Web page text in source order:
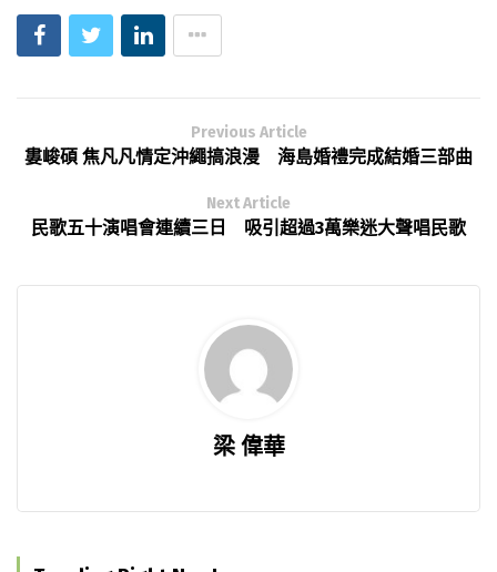
Previous Article
婁峻碩 焦凡凡情定沖繩搞浪漫 海島婚禮完成結婚三部曲
Next Article
民歌五十演唱會連續三日 吸引超過3萬樂迷大聲唱民歌
梁 偉華